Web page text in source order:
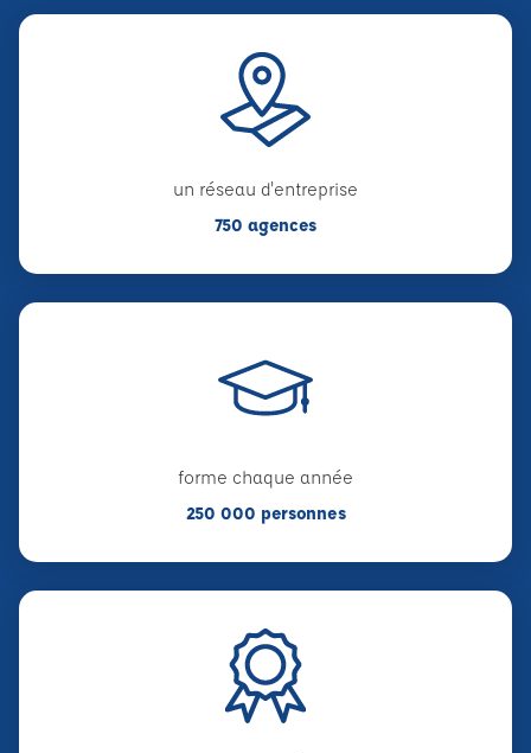
un réseau d'entreprise
750 agences
forme chaque année
250 000 personnes